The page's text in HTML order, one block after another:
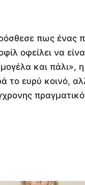
πως ένας
οφείλει να
και πάλι»,
το ευρύ κοινό,